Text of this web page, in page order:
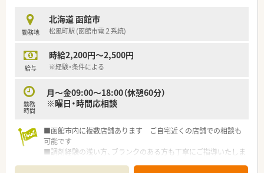
勤務地
北海道 函館市
松風町駅 (函館市電２系統)
給与
時給2,200円～2,500円
※経験・条件による
勤務
時間
月～金09:00〜18:00（休憩60分）
※曜日・時間応相談
■函館市内に複数店舗あります ご自宅近くの店舗での相談も
可能です
■調剤経験の浅い方、ブランクのある方も丁寧にご指導いたしま